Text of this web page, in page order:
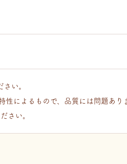
い。
性によるもので、品質には問題あ
さい。